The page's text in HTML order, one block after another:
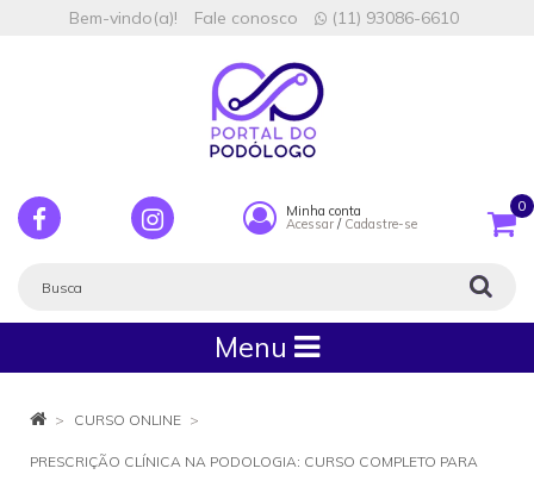
Bem-vindo(a)! Fale conosco (11) 93086-6610
Minha conta
Acessar / Cadastre-se
0
Menu
CURSO ONLINE
PRESCRIÇÃO CLÍNICA NA PODOLOGIA: CURSO COMPLETO PARA